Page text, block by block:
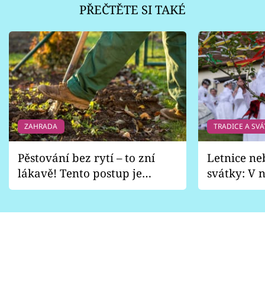
PŘEČTĚTE SI TAKÉ
ZAHRADA
Pěstování bez rytí – to zní
lákavě! Tento postup je
vhodný jen pro některé
TRADICE A
Letnice
svátky: V
pondělí